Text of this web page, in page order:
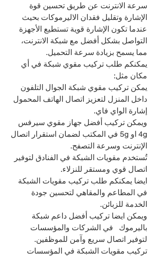
سرعة الانترنت عن طريق تحسين قوة
الإشارة وتقليل فقدان الاليرموكات بحيث
عندما تكون الإشارة قوية تستطيع الأجهزة
التواصل بشكل أفضل مع شبكة الانترنت،
مما يسمح بزيادة سرعة التحميل.
يمكنكم طلب تركيب مقوي شبكة في أي
مكان مثل:
يمكن تركيب مقوي شبكة الجوال التلفون
داخل المنزل لتعزيز اتصال الهاتف المحمول
إشارة الواي فاي.
ويمكن تركيب أفضل جهاز مقوي سيرفس
4g او 5g في المكتب لضمان استقرار اتصال
الإنترنت وسرعة التصفح.
تُستخدم مقويات الشبكة في الفنادق لتوفير
اتصال قوي ومستقر للنزلاء.
ايضا يمكنكم طلب تركيب مقويات الشبكة
في المطاعم والمقاهي لتحسين جودة
الخدمة للزبائن.
ويمكن ايضا تركيب أفضل داعم شبكة
باليرموك   في الشركات والمؤسسات
لتوفير اتصال سريع وآمن للموظفين.
تركيب مقويات الشبكة في المؤسسات